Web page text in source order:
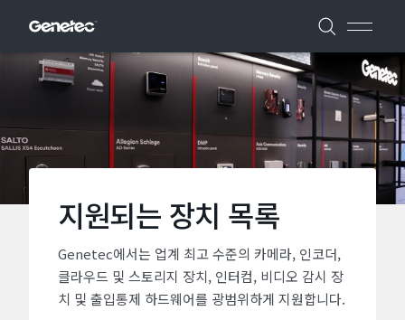
지원되는 장치 목록
Genetec에서는 업계 최고 수준의 카메라, 인코더,
클라우드 및 스토리지 장치, 인터컴, 비디오 감시 장
치 및 출입통제 하드웨어를 광범위하게 지원합니다.